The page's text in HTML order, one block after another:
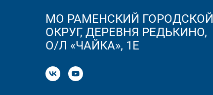
МО РАМЕНСКИЙ ГОРОДСКОЙ
ОКРУГ, ДЕРЕВНЯ РЕДЬКИНО,
О/Л «ЧАЙКА», 1Е